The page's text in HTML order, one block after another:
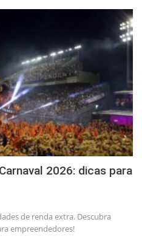
2026: dicas para
de renda extra. Descubra
empreendedores!